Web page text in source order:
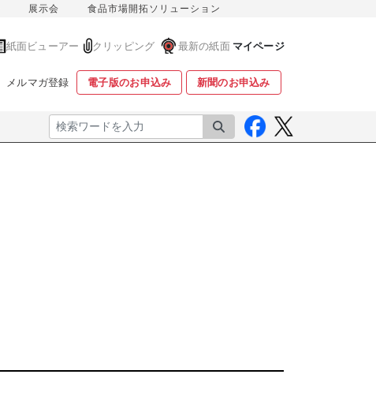
展示会 食品市場開拓ソリューション
紙面ビューアー クリッピング 最新の紙面 マイページ
メルマガ登録 電子版のお申込み 新聞のお申込み
検索